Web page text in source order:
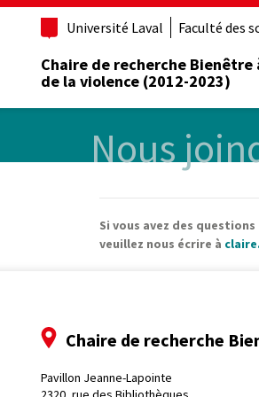
Université Laval Faculté des
Chaire de recherche Bienêtre
de la violence (2012-2023)
Nous
Si vous avez des
veuillez nous écrire à
Chaire de recherche
Pavillon Jeanne-Lapointe